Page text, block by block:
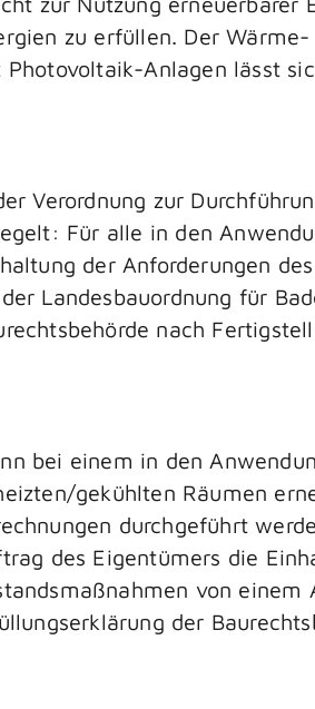
zu erfüllen. Der
Photovoltaik-Anlagen lässt
Verordnung zur
Für alle in den
der Anforderungen
Landesbauordnung für
nach
bei einem in den
gekühlten Räumen
durchgeführt
des Eigentümers die
von
der